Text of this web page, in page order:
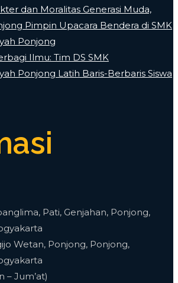
dan Moralitas Generasi Muda,
Pimpin Upacara Bendera di SMK
Ponjong
Ilmu: Tim DS SMK
Ponjong Latih Baris-Berbaris Siswa
Pati, Genjahan, Ponjong,
Wetan, Ponjong, Ponjong,
– Jum’at)